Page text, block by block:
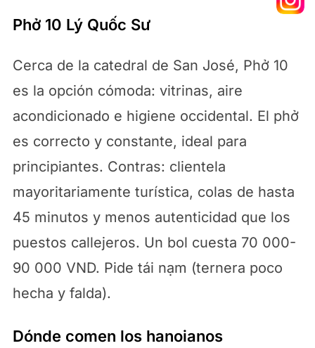
Phở 10 Lý Quốc Sư
Cerca de la catedral de San José, Phở 10
es la opción cómoda: vitrinas, aire
acondicionado e higiene occidental. El phở
es correcto y constante, ideal para
principiantes. Contras: clientela
mayoritariamente turística, colas de hasta
45 minutos y menos autenticidad que los
puestos callejeros. Un bol cuesta 70 000-
90 000 VND. Pide tái nạm (ternera poco
hecha y falda).
Dónde comen los hanoianos